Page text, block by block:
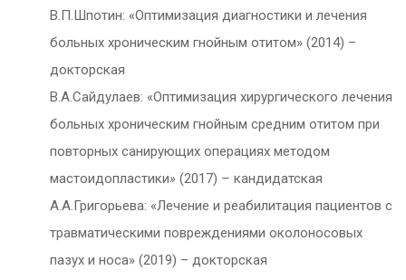
В.П.Шпотин: «Оптимизация диагностики и лечения
больных хроническим гнойным отитом» (2014) –
докторская
В.А.Сайдулаев: «Оптимизация хирургического лечения
больных хроническим гнойным средним отитом при
повторных санирующих операциях методом
мастоидопластики» (2017) – кандидатская
А.А.Григорьева: «Лечение и реабилитация пациентов с
травматическими повреждениями околоносовых
пазух и носа» (2019) – докторская